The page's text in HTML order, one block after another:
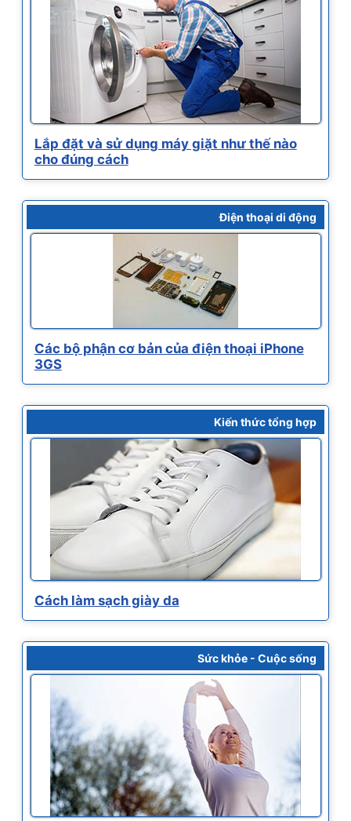
Lắp đặt và sử dụng máy giặt như thế nào
cho đúng cách
Điện thoại di động
Các bộ phận cơ bản của điện thoại iPhone
3GS
Kiến thức tổng hợp
Cách làm sạch giày da
Sức khỏe - Cuộc sống